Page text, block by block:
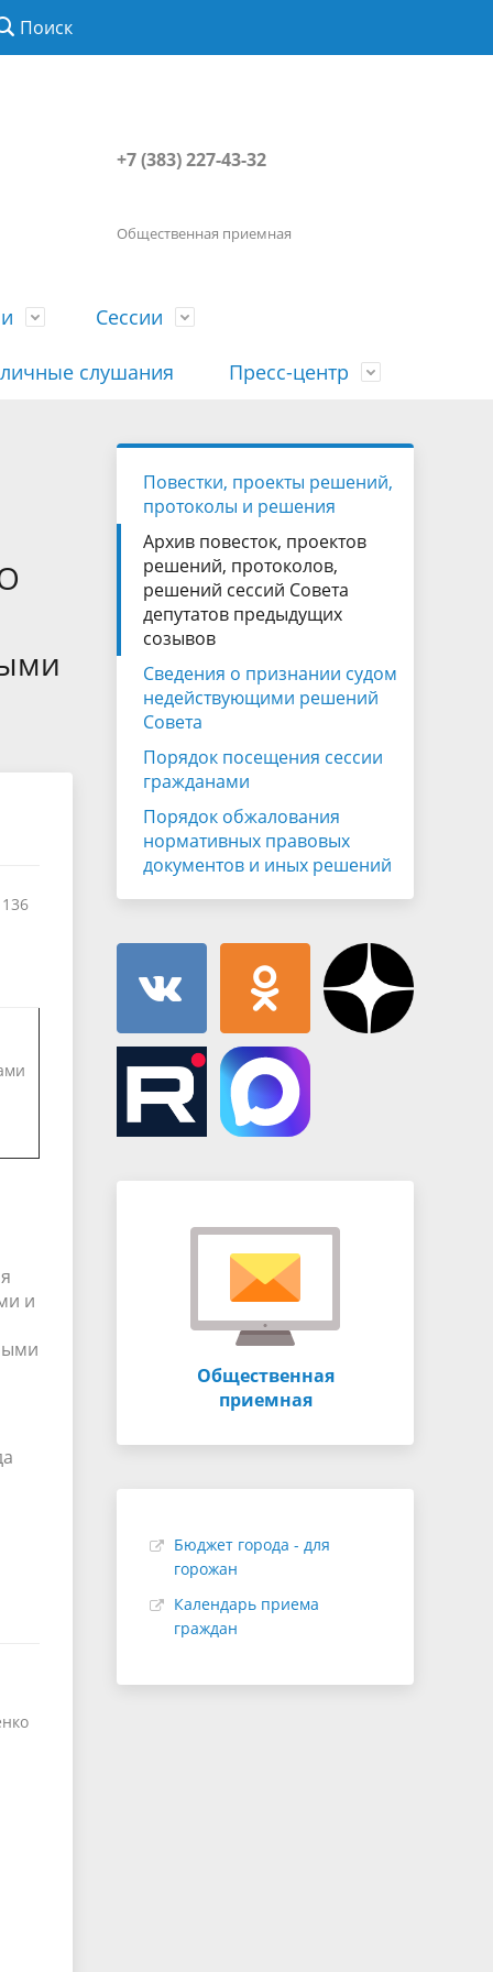
Поиск
+7 (383) 227-43-32
Общественная приемная
История
Муниципальная служба
Объявления
Сессии
Порядок посещения сессии
гражданами
Сведения о доходах, расходах, об
имуществе, обязательствах
имущественного характера
Информационные материалы
слушания Пресс-центр
Наша "Прямая линия"
и
Повестки, проекты решений,
протоколы и решения
Архив повесток, проектов
решений, протоколов,
решений сессий Совета
депутатов предыдущих
созывов
Сведения о признании судом
недействующими решений
Совета
Порядок посещения сессии
гражданами
Порядок обжалования
нормативных правовых
документов и иных решений
Общественная
приемная
Бюджет города - для
горожан
Календарь приема
граждан